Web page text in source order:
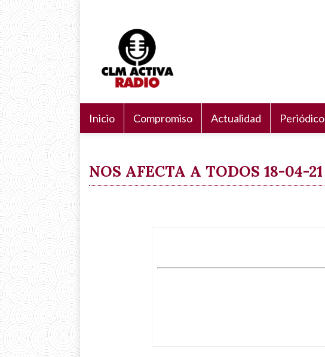
Pasar
al
contenido
principal
principal
Inicio Compromiso Actualidad Periódico
Buscar
NOS AFECTA A TODOS 18-04-21